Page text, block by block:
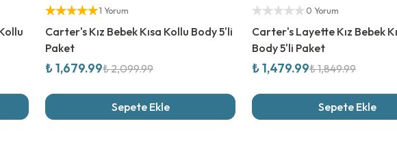
Yetkili Satıcı
1 Yorum
Carter's Kız Bebek Kısa Kollu Body 5'li
Paket
₺ 1,679.99₺ 2,099.99
Sepete Ekle
Yetkili Satıcı
0 Yorum
Carter's Layette Kız Bebek
Body 5'li Paket
₺ 1,479.99₺ 1,849.99
Sepete Ekle